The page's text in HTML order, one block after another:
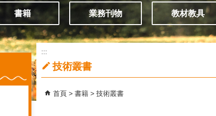
書籍 業務刊物 教材教具
:::
技術叢書
首頁 書籍 技術叢書